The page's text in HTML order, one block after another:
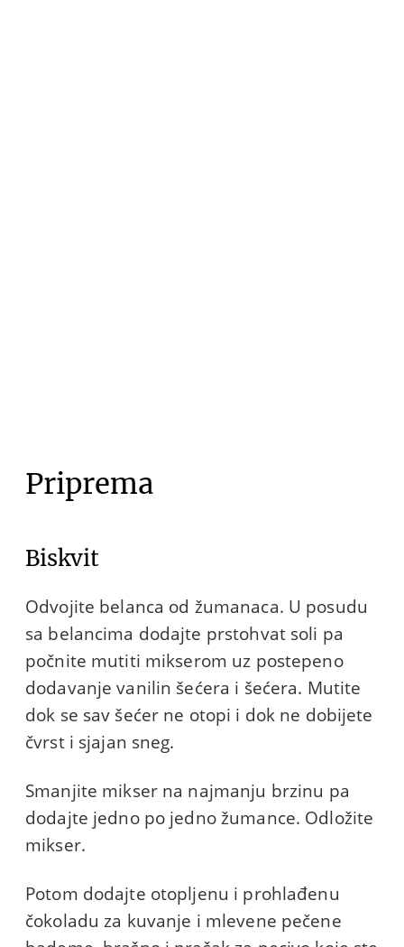
Priprema
Biskvit
Odvojite belanca od žumanaca. U posudu
sa belancima dodajte prstohvat soli pa
počnite mutiti mikserom uz postepeno
dodavanje vanilin šećera i šećera. Mutite
dok se sav šećer ne otopi i dok ne dobijete
čvrst i sjajan sneg.
Smanjite mikser na najmanju brzinu pa
dodajte jedno po jedno žumance. Odložite
mikser.
Potom dodajte otopljenu i prohlađenu
čokoladu za kuvanje i mlevene pečene